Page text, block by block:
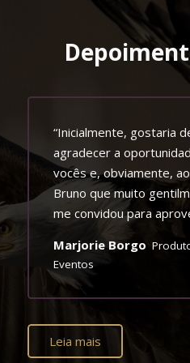
“Inicialmente, gostaria
agradecer a
vocês e, obviamente, ao
Bruno que muito
me convidou para
este belo convite.
pouco da própria
Sair da rotina do dia a dia,
poder vivenciar
diferentes, trocar com
pessoas desconhecidas,
coisas que me encantam
Marjorie Borgo
Eventos
Leia mais